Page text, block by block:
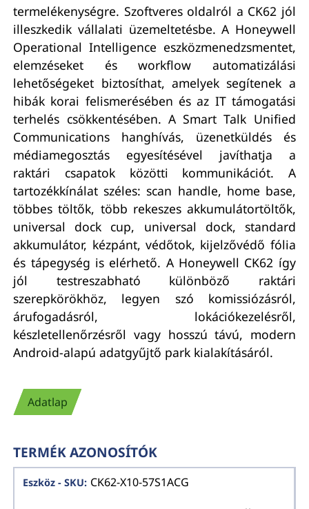
termelékenységre. Szoftveres oldalról a CK62 jól
illeszkedik vállalati üzemeltetésbe. A Honeywell
Operational Intelligence eszközmenedzsmentet,
elemzéseket és workflow automatizálási
lehetőségeket biztosíthat, amelyek segítenek a
hibák korai felismerésében és az IT támogatási
terhelés csökkentésében. A Smart Talk Unified
Communications hanghívás, üzenetküldés és
médiamegosztás egyesítésével javíthatja a
raktári csapatok közötti kommunikációt. A
tartozékkínálat széles: scan handle, home base,
többes töltők, több rekeszes akkumulátortöltők,
universal dock cup, universal dock, standard
akkumulátor, kézpánt, védőtok, kijelzővédő fólia
és tápegység is elérhető. A Honeywell CK62 így
jól testreszabható különböző raktári
szerepkörökhöz, legyen szó komissiózásról,
árufogadásról, lokációkezelésről,
készletellenőrzésről vagy hosszú távú, modern
Android-alapú adatgyűjtő park kialakításáról.
Adatlap
TERMÉK AZONOSÍTÓK
CK62-X10-57S1ACG